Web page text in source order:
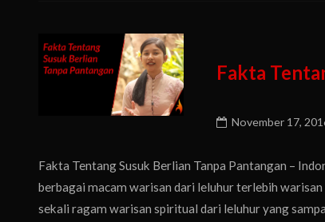
Fakta
November 17,
Fakta Tentang Susuk Berlian Tanpa Pantangan –
berbagai macam warisan dari leluhur terlebih
sekali ragam warisan spiritual dari leluhur yang